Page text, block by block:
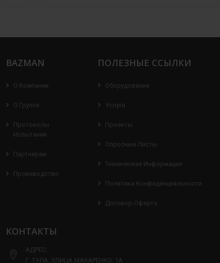
BAZMAN
О Компании
О Группе
Протоколы
Испытаний
Партнерам
Производство
ПОЛЕЗНЫЕ ССЫЛКИ
Оборудование
Услуги
Проекты
Опросные Листы
Техническая Информация
Политика Конфиденциальности
Договор-Оферта
КОНТАКТЫ
АДРЕС:
Г. ТУЛА, УЛИЦА МАКАРЕНКО, 1А